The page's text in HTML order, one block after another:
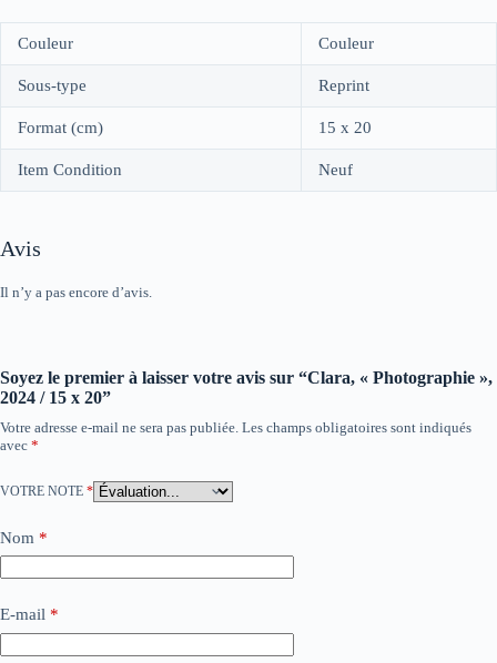
Couleur Couleur
Sous-type Reprint
Format (cm) 15 x 20
Item Condition Neuf
Avis
Il n’y a pas encore d’avis.
Soyez le premier à laisser votre avis sur “Clara, « Photographie »,
2024 / 15 x 20”
Votre adresse e-mail ne sera pas publiée. Les champs obligatoires sont indiqués
avec *
VOTRE NOTE *
Nom *
E-mail *